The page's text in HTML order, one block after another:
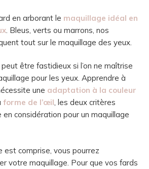
en arborant le maquillage idéal en
. Bleus, verts ou marrons, nos
tout sur le maquillage des yeux.
être fastidieux si l’on ne maîtrise
pour les yeux. Apprendre à
une adaptation à la couleur
forme de l’œil, les deux critères
considération pour un maquillage
comprise, vous pourrez
votre maquillage. Pour que vos fards